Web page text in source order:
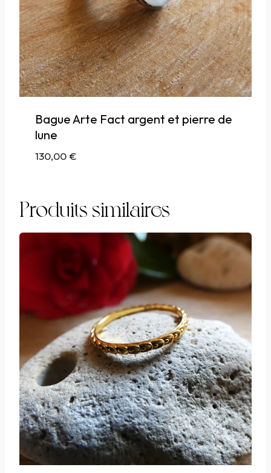
Bague Arte Fact argent et pierre de
lune
130,00€
Produits similaires